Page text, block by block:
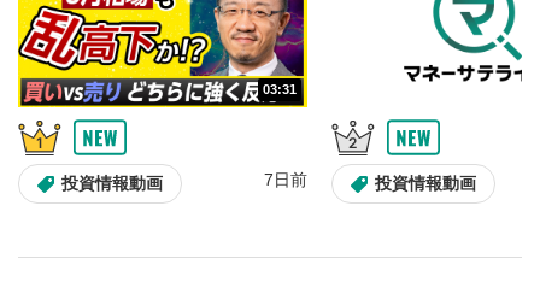
より選択できます。
9
再生速度/画質の設定
画質の選択/再生速度の変更ができます。
より選択できます。
10
YouTubeリンク
11 全画面表示
03:31
投資情報動画 7日前 投資情報動画